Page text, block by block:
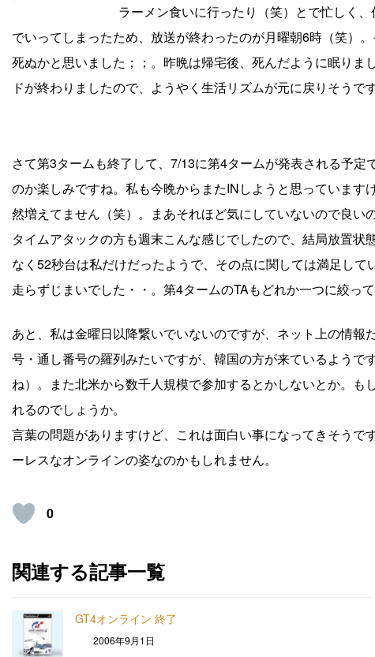
ラーメン食いに行ったり（笑）とで忙しく
でいってしまったため、放送が終わったのが月曜朝6時（笑）
死ぬかと思いました；；。昨晩は帰宅後、死んだように眠り
ドが終わりましたので、ようやく生活リズムが元に戻りそうです
さて第3タームも終了して、7/13に第4タームが発表される予
のか楽しみですね。私も今晩からまたINしようと思っていま
然増えてません（笑）。まあそれほど気にしていないので良い
タイムアタックの方も週末こんな感じでしたので、結局放置
なく52秒台は私だけだったようで、その点に関しては満足し
走らずじまいでした・・。第4タームのTAもどれか一つに絞っ
あと、私は金曜日以降繋いでいないのですが、ネット上の情
号・通し番号の羅列みたいですが、韓国の方が来ているよう
ね）。また北米から数千人規模で参加するとかしないとか。
れるのでしょうか。
言葉の問題がありますけど、これは面白い事になってきそう
ーレスなオンラインの姿なのかもしれません。
0
関連する記事一覧
GT4オンライン 終了
2006年9月1日